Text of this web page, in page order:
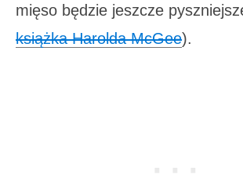
mięso będzie jeszcze
książka Harolda McGee).